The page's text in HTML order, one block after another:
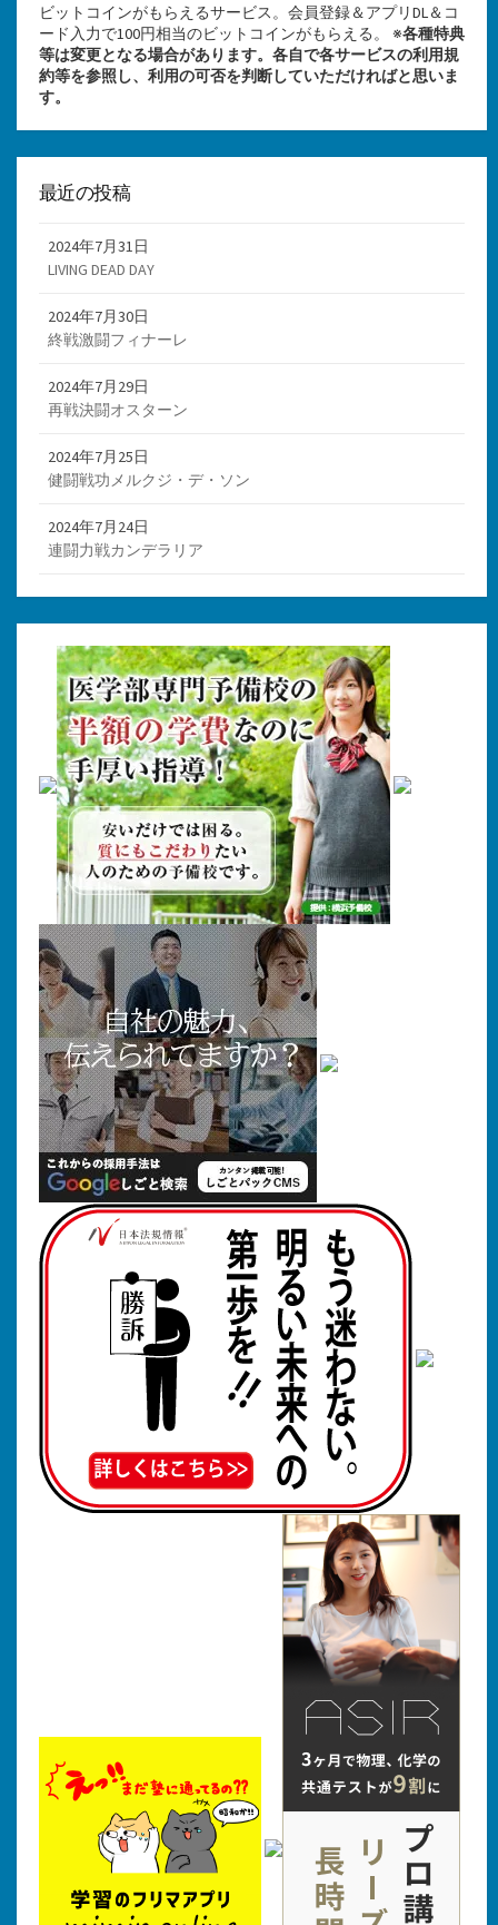
ビットコインがもらえるサービス。会員登録＆アプリDL＆コ
ード入力で100円相当のビットコインがもらえる。 ※各種特典
等は変更となる場合があります。各自で各サービスの利用規
約等を参照し、利用の可否を判断していただければと思いま
す。
最近の投稿
2024年7月31日
LIVING DEAD DAY
2024年7月30日
終戦激闘フィナーレ
2024年7月29日
再戦決闘オスターン
2024年7月25日
健闘戦功メルクジ・デ・ソン
2024年7月24日
連闘力戦カンデラリア